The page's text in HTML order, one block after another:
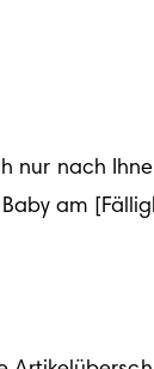
nur nach
am